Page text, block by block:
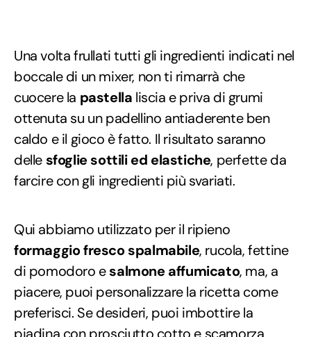
Una volta frullati tutti gli ingredienti indicati nel
boccale di un mixer, non ti rimarrà che
cuocere la pastella liscia e priva di grumi
ottenuta su un padellino antiaderente ben
caldo e il gioco è fatto. Il risultato saranno
delle sfoglie sottili ed elastiche, perfette da
farcire con gli ingredienti più svariati.
Qui abbiamo utilizzato per il ripieno
formaggio fresco spalmabile, rucola, fettine
di pomodoro esalmone affumicato, ma, a
piacere, puoi personalizzare la ricetta come
preferisci. Se desideri, puoi imbottire la